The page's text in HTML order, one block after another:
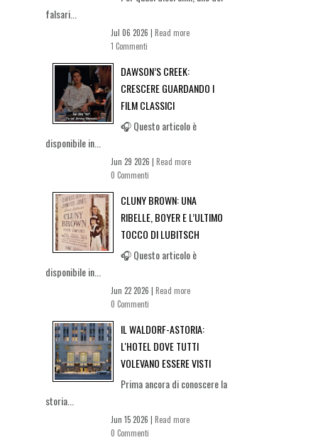
falsari...
Jul 06 2026 | Read more
1 Commenti
DAWSON’S CREEK:
CRESCERE GUARDANDO I
FILM CLASSICI
🎧 Questo articolo è
disponibile in...
Jun 29 2026 | Read more
0 Commenti
CLUNY BROWN: UNA
RIBELLE, BOYER E L’ULTIMO
TOCCO DI LUBITSCH
🎧 Questo articolo è
disponibile in...
Jun 22 2026 | Read more
0 Commenti
IL WALDORF-ASTORIA:
L'HOTEL DOVE TUTTI
VOLEVANO ESSERE VISTI
Prima ancora di conoscere la
storia...
Jun 15 2026 | Read more
0 Commenti